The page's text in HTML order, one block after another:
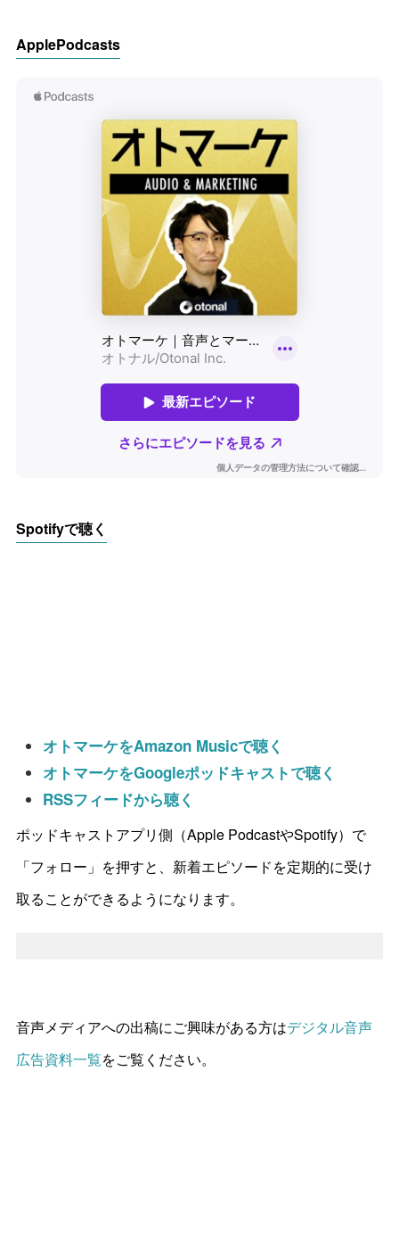
ApplePodcasts
Spotifyで聴く
オトマーケをAmazon Musicで聴く
オトマーケをGoogleポッドキャストで聴く
RSSフィードから聴く
ポッドキャストアプリ側（Apple PodcastやSpotify）で
「フォロー」を押すと、新着エピソードを定期的に受け
取ることができるようになります。
音声メディアへの出稿にご興味がある方はデジタル音声
広告資料一覧をご覧ください。